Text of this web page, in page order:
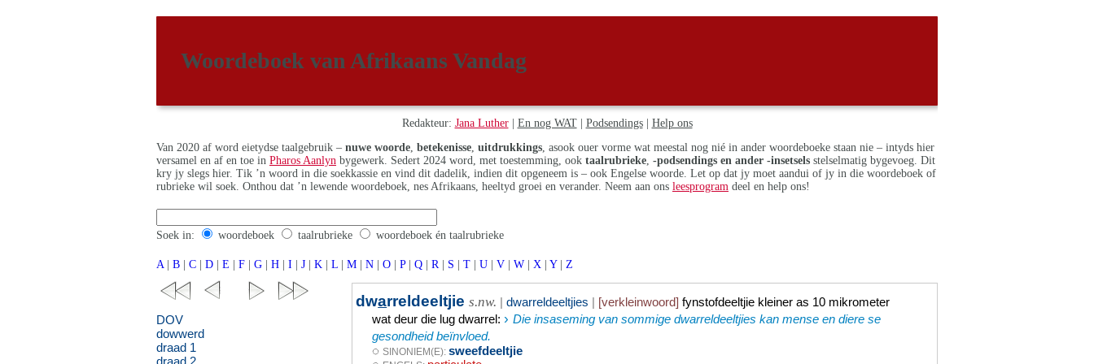
Woordeboek van Afrikaans Vandag
Redakteur: Jana Luther| En nog WAT| Podsendings| Help ons
Van 2020 af word eietydse taalgebruik – nuwe woorde betekenisse uitdrukkings , asook ouer vorme wat meestal nog nié in ander woordeboeke staan nie – intyds hier
versamel en af en toe in Pharos Aanlyn bygewerk. Sedert 2024 word, met toestemming, ook taalrubrieke -podsendings en ander -insetsels stelselmatig bygevoeg. Dit
kry jy slegs hier. Tik ’n woord in die soekkassie en vind dit dadelik, indien dit opgeneem is – ook Engelse woorde. Let op dat jy moet aandui of jy in die woordeboek of
rubrieke wil soek. Onthou dat ’n lewende woordeboek, nes Afrikaans, heeltyd groei en verander. Neem aan ons leesprogram deel en help ons!
Soek in: woordeboek taalrubrieke woordeboek én taalrubrieke
A | B | C | D | E | F | G | H | I | J | K | L | M | N | O | P | Q | R | S | T | U | V | W | X | Y | Z
dwarreldeeltjies.nw. |dwarreldeeltjies | [verkleinwoord] fynstofdeeltjie kleiner as 10 mikrometer
wat deur die lug dwarrel:› Die insaseming van sommige dwarreldeeltjies kan mense en diere se
gesondheid beïnvloed.
◌SINONIEM(E):sweefdeeltjie
DOV
dowwerd
draad 1
draad 2